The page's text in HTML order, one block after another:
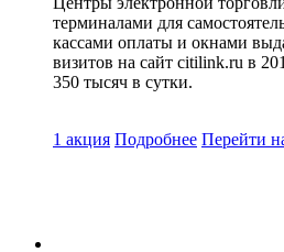
терминалами для
кассами оплаты и окнами
визитов на сайт citilink.ru в
350 тысяч в сутки.
1 акция Подробнее Перейти